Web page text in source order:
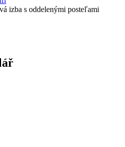
izba s oddelenými posteľami